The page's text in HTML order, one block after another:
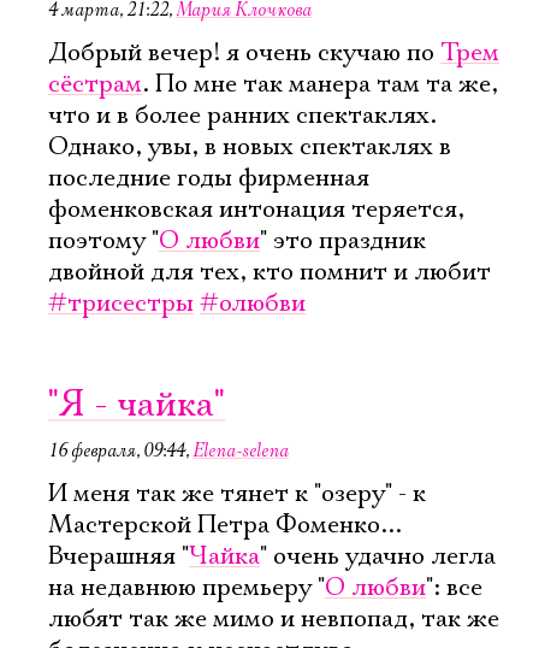
4 марта, 21:22,Мария Клочкова
Добрый вечер! я очень скучаю по Трем
сёстрам. По мне так манера там та же,
что и в более ранних спектаклях.
Однако, увы, в новых спектаклях в
последние годы фирменная
фоменковская интонация теряется,
поэтому "О любви" это праздник
двойной для тех, кто помнит и любит
#трисестры#олюбви
"Я - чайка"
16 февраля, 09:44,Elena-selena
И меня так же тянет к "озеру" - к
Мастерской Петра Фоменко...
Вчерашняя "Чайка" очень удачно легла
на недавнюю премьеру "О любви": все
любят так же мимо и невпопад, так же